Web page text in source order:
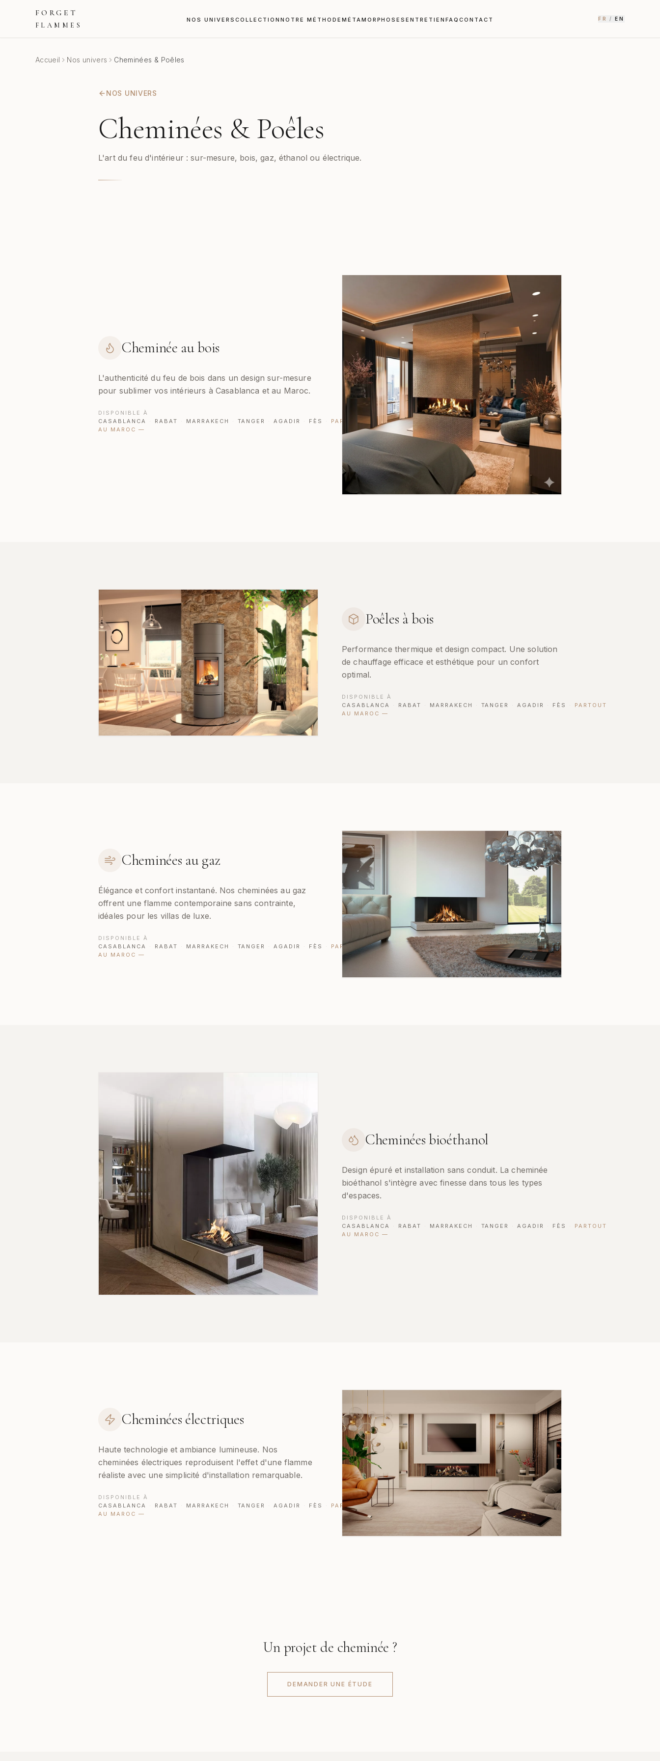
FORGET
FLAMMES
NOS UNIVERSCOLLECTION NOTRE MÉTHODE MÉTAMORPHOSESENTRETIENFAQCONTACT FR / EN
Accueil Nos univers Cheminées & Poêles
NOS UNIVERS
Cheminées & Poêles
L'art du feu d'intérieur : sur-mesure, bois, gaz, éthanol ou électrique.
Cheminée au bois
L'authenticité du feu de bois dans un design sur-mesure
pour sublimer vos intérieurs à Casablanca et au Maroc.
DISPONIBLE À
CASABLANCA
· RABAT · MARRAKECH · TANGER · AGADIR · FÈS ·
PARTOUT
AU MAROC —
Poêles à bois
Performance thermique et design compact. Une solution
de chauffage efficace et esthétique pour un confort
optimal.
DISPONIBLE À
CASABLANCA
· RABAT · MARRAKECH · TANGER · AGADIR · FÈS ·
PARTOUT
AU MAROC —
Cheminées au gaz
Élégance et confort instantané. Nos cheminées au gaz
offrent une flamme contemporaine sans contrainte,
idéales pour les villas de luxe.
DISPONIBLE À
CASABLANCA
· RABAT · MARRAKECH · TANGER · AGADIR · FÈS ·
PARTOUT
AU MAROC —
Cheminées bioéthanol
Design épuré et installation sans conduit. La cheminée
bioéthanol s'intègre avec finesse dans tous les types
d'espaces.
DISPONIBLE À
CASABLANCA
· RABAT · MARRAKECH · TANGER · AGADIR · FÈS ·
PARTOUT
AU MAROC —
Cheminées électriques
Haute technologie et ambiance lumineuse. Nos
cheminées électriques reproduisent l'effet d'une flamme
réaliste avec une simplicité d'installation remarquable.
DISPONIBLE À
CASABLANCA
· RABAT · MARRAKECH · TANGER · AGADIR · FÈS ·
PARTOUT
AU MAROC —
Un projet de cheminée ?
DEMANDER UNE ÉTUDE